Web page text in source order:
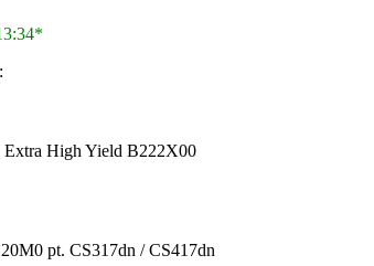
Extra High Yield B222X00
pt. CS317dn / CS417dn